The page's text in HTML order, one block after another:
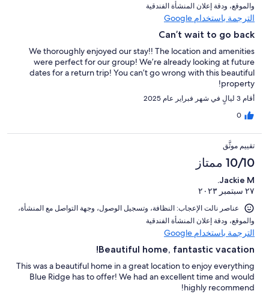
و⁦الموقع⁩، و⁦دقة إعلان المنشأة الفندقية⁩
الترجمة باستخدام Google
Can’t wait to go back
We thoroughly enjoyed our stay!! The location and amenities
were perfect for our group! We’re already looking at future
dates for a return trip! You can’t go wrong with this beautiful
property!
أقام 3 ليالٍ في شهر فبراير عام 2025
0
تقييم موثَّق
10/10 ممتاز
Jackie M.
٢٧ سبتمبر ٢٠٢٣
عناصر نالت الإعجاب: ⁦النظافة⁩، و⁦تسجيل الوصول⁩، و⁦جهة التواصل مع المنشأة⁩،
و⁦الموقع⁩، و⁦دقة إعلان المنشأة الفندقية⁩
الترجمة باستخدام Google
Beautiful home, fantastic vacation!
This was a beautiful home in a great location to enjoy everything
Blue Ridge has to offer! We had an excellent time and would
highly recommend!